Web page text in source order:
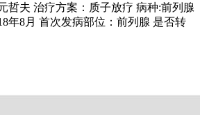
哲夫 治疗方案：质子放疗 病种:前列腺
年8月 首次发病部位：前列腺 是否转